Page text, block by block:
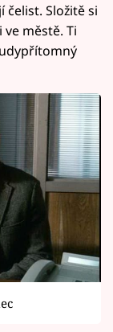
čelist. Složitě si
městě. Ti